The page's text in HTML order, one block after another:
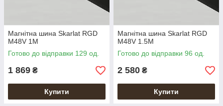
Магнітна шина Skarlat RGD
M48V 1M
Готово до відправки 129 од.
1 869 ₴
Купити
Магнітна шина Skarlat RGD
M48V 1.5M
Готово до відправки 96 од.
2 580 ₴
Купити